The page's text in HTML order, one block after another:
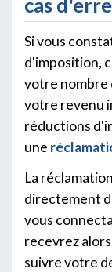
cas
Si vous
d'imposition,
votre nombre
votre revenu
réductions
une
La
directement
vous
recevrez
suivre votre